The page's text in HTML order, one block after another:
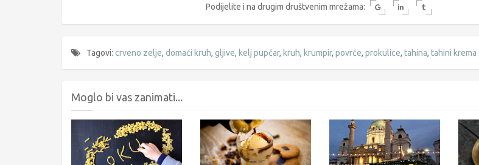
Podijelite i na drugim društvenim mrežama:
Tagovi: crveno zelje, domaći kruh, gljive, kelj pupčar, kruh, krumpir, povrće, prokulice, tahina, tahini krema
Moglo bi vas zanimati...